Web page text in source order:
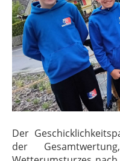
Der
der